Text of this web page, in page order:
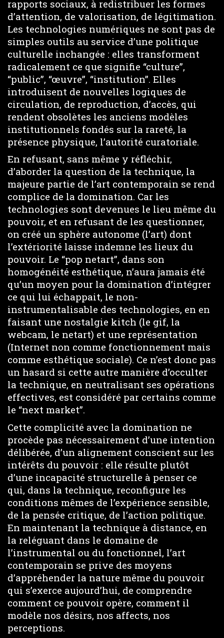
rapports sociaux, à redistribuer les formes
d’attention, de valorisation, de légitimation.
Les technologies numériques ne sont pas de
simples outils au service d’une politique
culturelle inchangée : elles transforment
radicalement ce que signifie “culture”,
“public”, “œuvre”, “institution”. Elles
introduisent de nouvelles logiques de
circulation, de reproduction, d’accès, qui
rendent obsolètes les anciens modèles
institutionnels fondés sur la rareté, la
présence physique, l’autorité curatoriale.
En refusant, sans même y réfléchir,
d’aborder la question de la technique, la
majeure partie de l’art contemporain se rend
complice de la domination. Car les
technologies sont devenues le lieu même du
pouvoir, et en refusant de les questionner,
on créé un sphère autonome (l’art) dont
l’extériorité laisse indemne les lieux du
pouvoir. Le “pop netart”, dans son
homogénéité esthétique, n’aura jamais été
qu’un moyen pour la domination d’intégrer
ce qui lui échappait, le non-
instrumentalisable des technologies, en en
faisant une nostalgie kitch (le gif, la
webcam, le netart) et une représentation
(Internet non comme fonctionnement mais
comme esthétique sociale). Ce n’est donc pas
un hasard si cette autre manière d’occulter
la technique, en neutralisant ses opérations
effectives, est considéré par certains comme
le “next market”.
Cette complicité avec la domination ne
procède pas nécessairement d’une intention
délibérée, d’un alignement conscient sur les
intérêts du pouvoir : elle résulte plutôt
d’une incapacité structurelle à penser ce
qui, dans la technique, reconfigure les
conditions mêmes de l’expérience sensible,
de la pensée critique, de l’action politique.
En maintenant la technique à distance, en
la reléguant dans le domaine de
l’instrumental ou du fonctionnel, l’art
contemporain se prive des moyens
d’appréhender la nature même du pouvoir
qui s’exerce aujourd’hui, de comprendre
comment ce pouvoir opère, comment il
modèle nos désirs, nos affects, nos
perceptions.